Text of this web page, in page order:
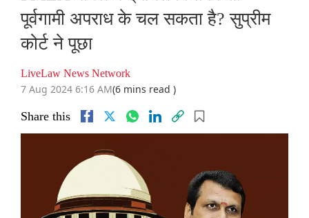
पूर्वगामी अपराध के चल सकता है? सुप्रीम
कोर्ट ने पूछा
LiveLaw News Network
7 Aug 2024 6:16 AM(6 mins read )
Share this